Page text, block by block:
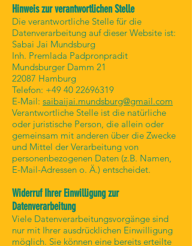
Hinweis zur verantwortlichen Stelle
Die verantwortliche Stelle für die
Datenverarbeitung auf dieser Website ist:
Sabai Jai Mundsburg
Inh. Premlada Padpronpradit
Mundsburger Damm 21
22087 Hamburg
Telefon: +49 40 22696319
E-Mail: saibaijai.mundsburg@gmail.com
Verantwortliche Stelle ist die natürliche
oder juristische Person, die allein oder
gemeinsam mit anderen über die Zwecke
und Mittel der Verarbeitung von
personenbezogenen Daten (z.B. Namen,
E-Mail-Adressen o. Ä.) entscheidet.
Widerruf Ihrer Einwilligung zur
Datenverarbeitung
Viele Datenverarbeitungsvorgänge sind
nur mit Ihrer ausdrücklichen Einwilligung
möglich. Sie können eine bereits erteilte